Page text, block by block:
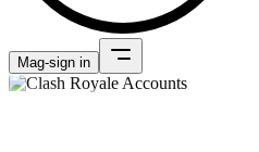
Mag-sign in